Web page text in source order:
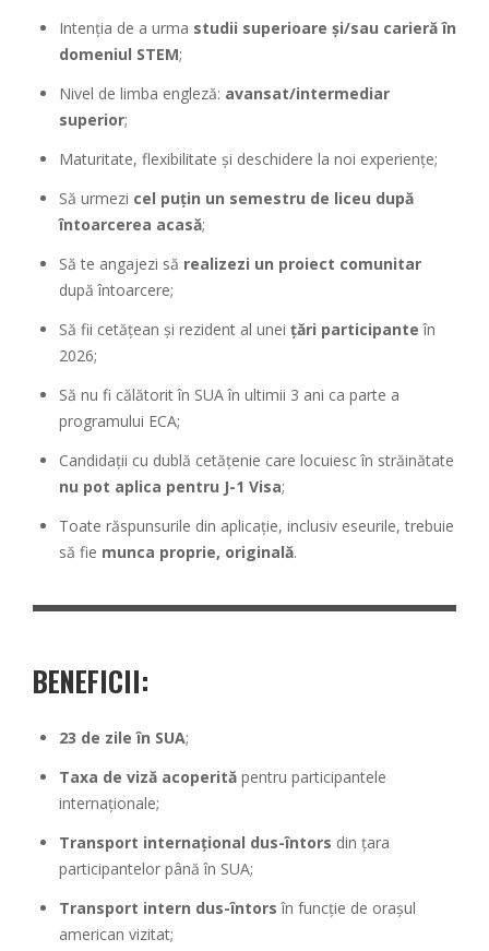
Intenția de a urma studii superioare și/sau carieră în
domeniul STEM;
Nivel de limba engleză: avansat/intermediar
superior;
Maturitate, flexibilitate și deschidere la noi experiențe;
Să urmezi cel puțin un semestru de liceu după
întoarcerea acasă;
Să te angajezi să realizezi un proiect comunitar
după întoarcere;
Să fii cetățean și rezident al unei țări participante în
2026;
Să nu fi călătorit în SUA în ultimii 3 ani ca parte a
programului ECA;
Candidații cu dublă cetățenie care locuiesc în străinătate
nu pot aplica pentru J-1 Visa;
Toate răspunsurile din aplicație, inclusiv eseurile, trebuie
să fie munca proprie, originală.
BENEFICII:
23 de zile în SUA;
Taxa de viză acoperită pentru participantele
internaționale;
Transport internațional dus-întors din țara
participantelor până în SUA;
Transport intern dus-întors în funcție de orașul
american vizitat;